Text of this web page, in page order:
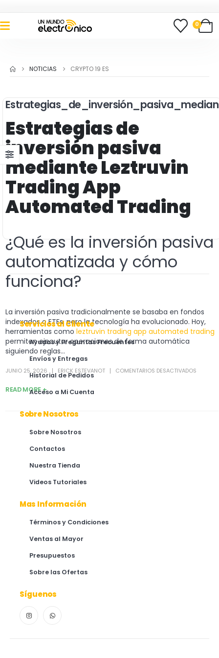
0
NOTICIAS CRYPTO 19 ES
Estrategias de
inversión pasiva
mediante Leztruvin
Trading App
Automated Trading
¿Qué es la inversión pasiva
automatizada y cómo
funciona?
La inversión pasiva tradicionalmente se basaba en fondos
indexados o ETFs, pero la tecnología ha evolucionado. Hoy,
herramientas como leztruvin trading app automated trading
permiten ejecutar operaciones de forma automática
siguiendo reglas...
JUNIO 25, 2026 ERICK ESTEVANOT COMENTARIOS DESACTIVADOS
READ MORE +
Servicios al Cliente
Ayudas y Preguntas Frecuentes
Envíos y Entregas
Historial de Pedidos
Acceso a Mi Cuenta
Sobre Nosotros
Sobre Nosotros
Contactos
Nuestra Tienda
Videos Tutoriales
Mas Información
Términos y Condiciones
Ventas al Mayor
Presupuestos
Sobre las Ofertas
Síguenos